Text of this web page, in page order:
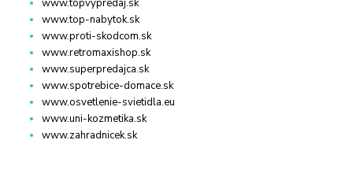
www.topvypredaj.sk
www.top-nabytok.sk
www.proti-skodcom.sk
www.retromaxishop.sk
www.superpredajca.sk
www.spotrebice-domace.sk
www.osvetlenie-svietidla.eu
www.uni-kozmetika.sk
www.zahradnicek.sk